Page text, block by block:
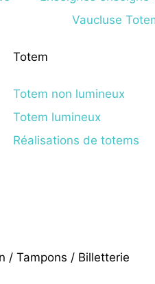
Totem
Totem non lumineux
Totem lumineux
Réalisations de totems
/ Tampons / Billetterie